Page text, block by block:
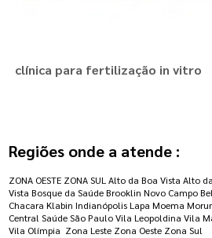
clínica para fertilização in vitro
Regiões onde a atende :
ZONA OESTE ZONA SUL Alto da Boa Vista Alto
Vista Bosque da Saúde Brooklin Novo Campo
Chacara Klabin Indianópolis Lapa Moema
Central Saúde São Paulo Vila Leopoldina Vila
Vila Olímpia Zona Leste Zona Oeste Zona Sul